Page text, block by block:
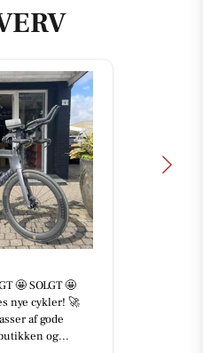
🤩 SOLGT 🤩
nye cykler! 🚀
af gode
og...